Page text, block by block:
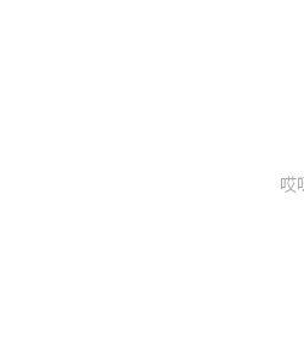
哎